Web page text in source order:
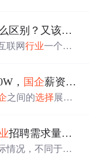
节奏等问题，最
定。
别？又该如何去
联网行业一个月
作时间长。程序
适合的行业。
， 国企薪资降一半，到底选哪个？
之间的选择展开
频、实战案例和
招聘需求量更大？
情况，不同于普